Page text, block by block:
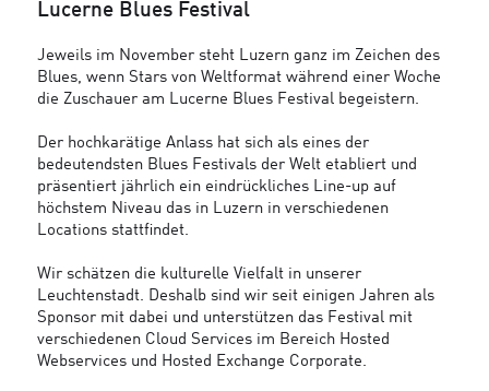
Lucerne Blues Festival
Jeweils im November steht Luzern ganz im Zeichen des
Blues, wenn Stars von Weltformat während einer Woche
die Zuschauer am Lucerne Blues Festival begeistern.
Der hochkarätige Anlass hat sich als eines der
bedeutendsten Blues Festivals der Welt etabliert und
präsentiert jährlich ein eindrückliches Line-up auf
höchstem Niveau das in Luzern in verschiedenen
Locations stattfindet.
Wir schätzen die kulturelle Vielfalt in unserer
Leuchtenstadt. Deshalb sind wir seit einigen Jahren als
Sponsor mit dabei und unterstützen das Festival mit
verschiedenen Cloud Services im Bereich Hosted
Webservices und Hosted Exchange Corporate.